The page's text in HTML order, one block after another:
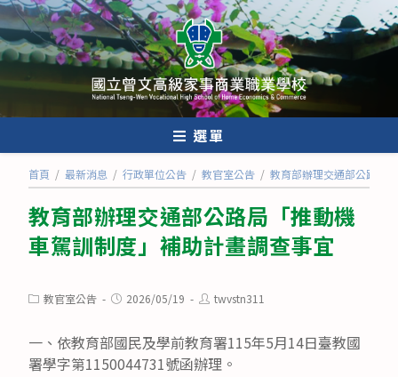
跳
轉
至
內
選單
首頁 / 最新消息 / 行政單位公告 / 教官室公告 / 教育部辦理交通部公路局
教育部辦理交通部公路局「推動機
車駕訓制度」補助計畫調查事宜
Post教官室公告
Post2026/05/19
Posttwvstn311
一、依教育部國民及學前教育署115年5月14日臺教國
署學字第1150044731號函辦理。